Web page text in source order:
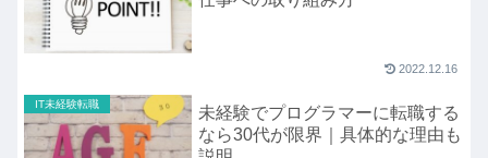
2022.12.16
IT未経験転職
未経験でプログラマーに転職する
なら30代が限界｜具体的な理由も